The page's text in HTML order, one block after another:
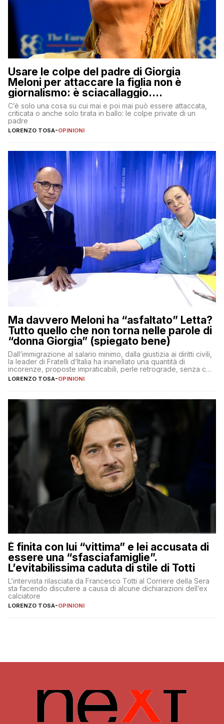
Usare le colpe del padre di Giorgia
Meloni per attaccare la figlia non è
giornalismo: è sciacallaggio.
Dimostriamo di essere diversi
C’è solo una cosa su cui mai e poi mai può essere attaccata,
criticata o anche solo tirata in ballo: le colpe private di un
padre
LORENZO TOSA-OPINIONI
Ma davvero Meloni ha “asfaltato” Letta?
Tutto quello che non torna nelle parole di
“donna Giorgia” (spiegato bene)
Dall’immigrazione al salario minimo, dalla giustizia ai diritti civili,
la leader di Fratelli d’Italia ha inanellato una quantità di
incorenze, proposte impraticabili, perle retrograde, senza che
nessuno – a destra come a sinistra – glielo abbia fatto notare
LORENZO TOSA-OPINIONI
È finita con lui “vittima” e lei accusata di
essere una “sfasciafamiglie”.
L’evitabilissima caduta di stile di Totti
L’intervista rilasciata da Francesco Totti al Corriere della Sera
sta facendo discutere a causa di alcune dichiarazioni dell’ex
calciatore
LORENZO TOSA-OPINIONI